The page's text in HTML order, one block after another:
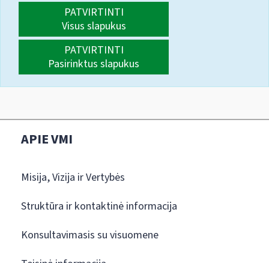
PATVIRTINTI
Visus slapukus
PATVIRTINTI
Pasirinktus slapukus
APIE VMI
Misija, Vizija ir Vertybės
Struktūra ir kontaktinė informacija
Konsultavimasis su visuomene